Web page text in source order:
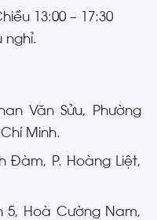
13:00 – 17:30
nghỉ.
Văn Sửu, Phường
Chí Minh.
Đàm, P. Hoàng Liệt,
5, Hoà Cường Nam,